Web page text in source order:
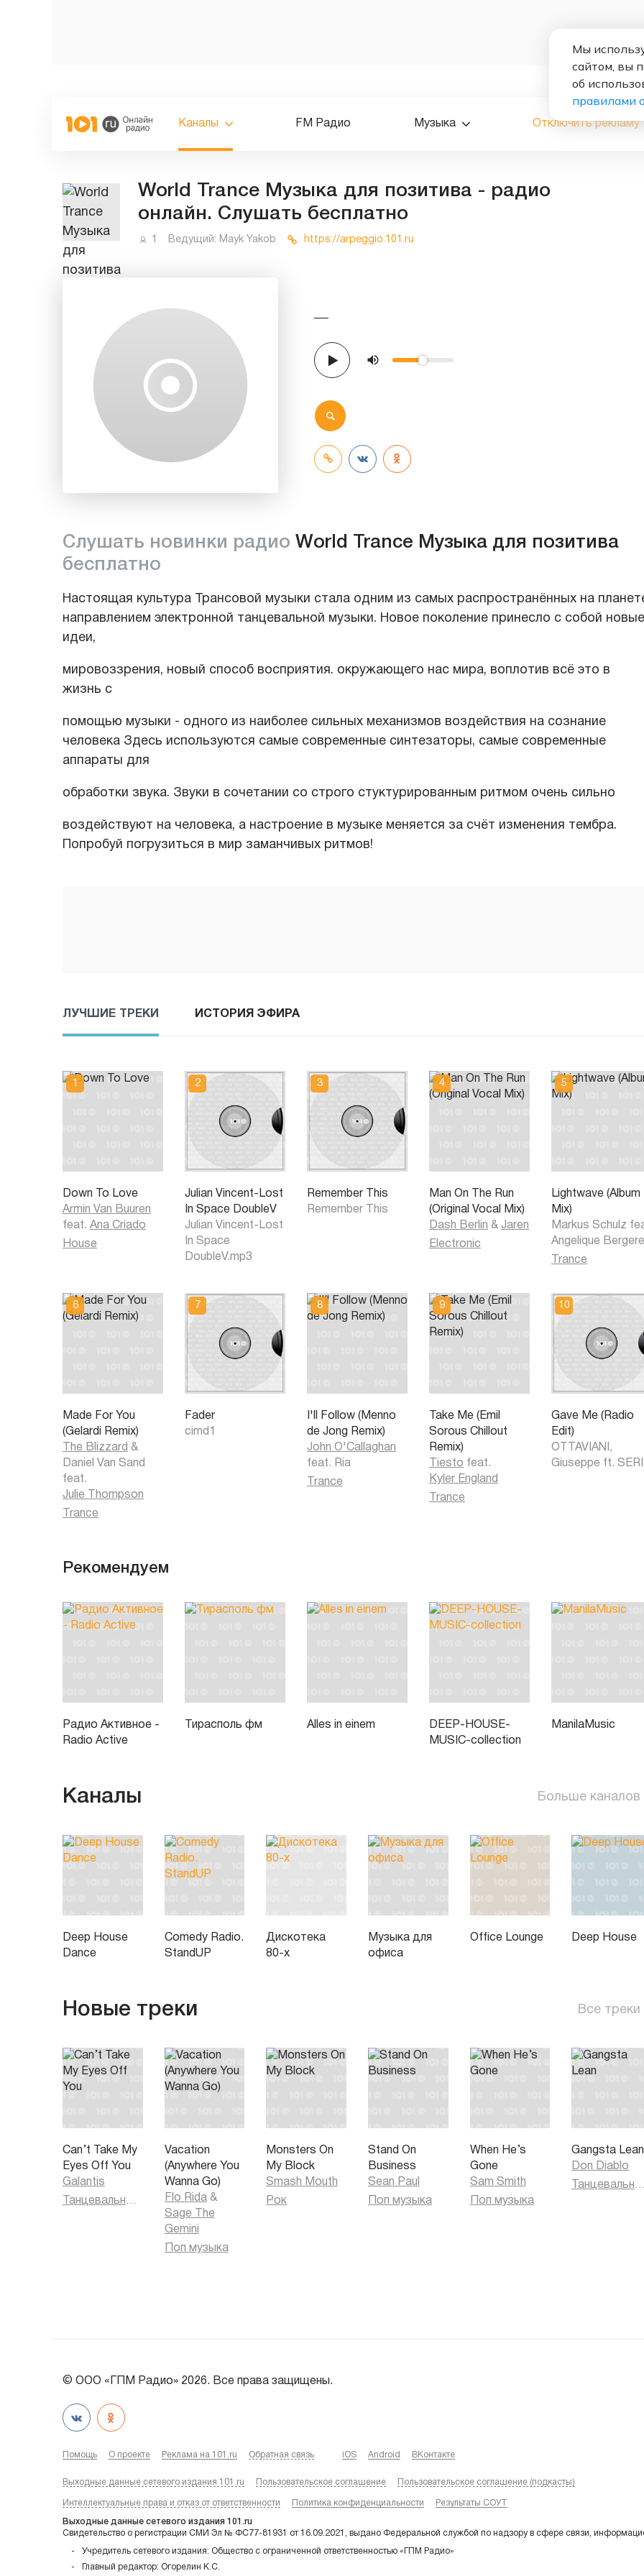
Каналы FM Радио Музыка Отключить рекламу
World Trance Музыка для позитива - радио
онлайн. Слушать бесплатно
1 Ведущий: Mayk Yakob https://arpeggio.101.ru
—
Слушать новинки радио World Trance Музыка для позитива
бесплатно
Настоящая культура Трансовой музыки стала одним из самых распространённых на
направлением электронной танцевальной музыки. Новое поколение принесло с собой новые
идеи,
мировоззрения, новый способ восприятия. окружающего нас мира, воплотив всё это в
жизнь с
помощью музыки - одного из наиболее сильных механизмов воздействия на сознание
человека Здесь используются самые современные синтезаторы, самые современные
аппараты для
обработки звука. Звуки в сочетании со строго стуктурированным ритмом очень сильно
воздействуют на человека, а настроение в музыке меняется за счёт изменения тембра.
Попробуй погрузиться в мир заманчивых ритмов!
ЛУЧШИЕ ТРЕКИ ИСТОРИЯ ЭФИРА
Down To Love
Armin Van Buuren
feat. Ana Criado
House
Julian Vincent-Lost
In Space DoubleV
Julian Vincent-Lost
In Space
DoubleV.mp3
Remember This
Remember This
Man On The Run
(Original Vocal Mix)
Dash Berlin & Jaren
Electronic
Lightwave (Album
Mix)
Markus Schulz
Angelique Bergere
Trance
Made For You
(Gelardi Remix)
The Blizzard &
Daniel Van Sand
feat.
Julie Thompson
Trance
Fader
cimd1
I'll Follow (Menno
de Jong Remix)
John O'Callaghan
feat. Ria
Trance
Take Me (Emil
Sorous Chillout
Remix)
Tiesto feat.
Kyler England
Trance
Gave Me (Radio
Edit)
OTTAVIANI,
Giuseppe ft. SERI
Рекомендуем
Радио Активное -
Radio Active
Тирасполь фм Alles in einem
DEEP-HOUSE-
MUSIC-collection
ManilaMusic
Каналы Больше каналов
Deep House
Dance
Comedy Radio.
StandUP
Дискотека
80-х
Музыка для
офиса
Office Lounge Deep House
Новые треки Все треки
Can’t Take My
Eyes Off You
Galantis
Танцевальная музыка
Vacation
(Anywhere You
Wanna Go)
Flo Rida &
Sage The
Gemini
Поп музыка
Monsters On
My Block
Smash Mouth
Рок
Stand On
Business
Sean Paul
Поп музыка
When He’s
Gone
Sam Smith
Поп музыка
Gangsta Lean
Don Diablo
Танцевальная
© ООО «ГПМ Радио» 2026. Все права защищены.
Помощь О проекте Реклама на 101.ru Обратная связь iOS Android ВКонтакте
Выходные данные сетевого издания 101.ru Пользовательское соглашение Пользовательское соглашение (подкасты)
Интеллектуальные права и отказ от ответственности Политика конфиденциальности Результаты СОУТ
Выходные данные сетевого издания 101.ru
Свидетельство о регистрации СМИ Эл № ФС77-81931 от 16.09.2021, выдано Федеральной службой по надзору в сфере связи,
Учредитель сетевого издания: Общество с ограниченной ответственностью «ГПМ Радио»
Главный редактор: Огорелин К.С.
Мы
сайтом, вы
об
правилами